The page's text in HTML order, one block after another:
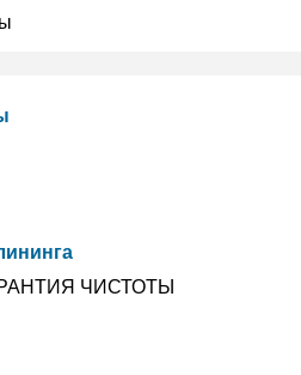
ЧИСТОТЫ